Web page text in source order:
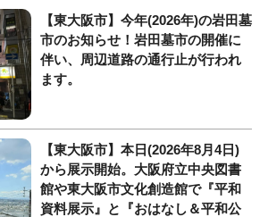
【東大阪市】今年(2026年)の岩田墓
市のお知らせ！岩田墓市の開催に
伴い、周辺道路の通行止が行われ
ます。
【東大阪市】本日(2026年8月4日)
から展示開始。大阪府立中央図書
館や東大阪市文化創造館で『平和
資料展示』と『おはなし＆平和公